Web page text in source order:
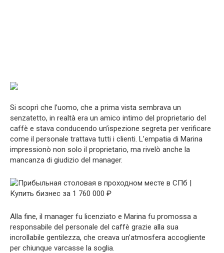
Si scoprì che l’uomo, che a prima vista sembrava un
senzatetto, in realtà era un amico intimo del proprietario del
caffè e stava conducendo un’ispezione segreta per verificare
come il personale trattava tutti i clienti. L’empatia di Marina
impressionò non solo il proprietario, ma rivelò anche la
mancanza di giudizio del manager.
Alla fine, il manager fu licenziato e Marina fu promossa a
responsabile del personale del caffè grazie alla sua
incrollabile gentilezza, che creava un’atmosfera accogliente
per chiunque varcasse la soglia.